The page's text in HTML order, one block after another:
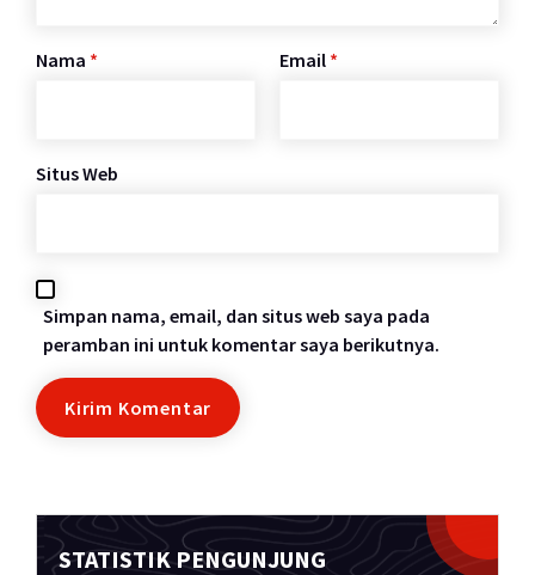
Nama * Email *
Situs Web
Simpan nama, email, dan situs web saya pada
peramban ini untuk komentar saya berikutnya.
STATISTIK PENGUNJUNG